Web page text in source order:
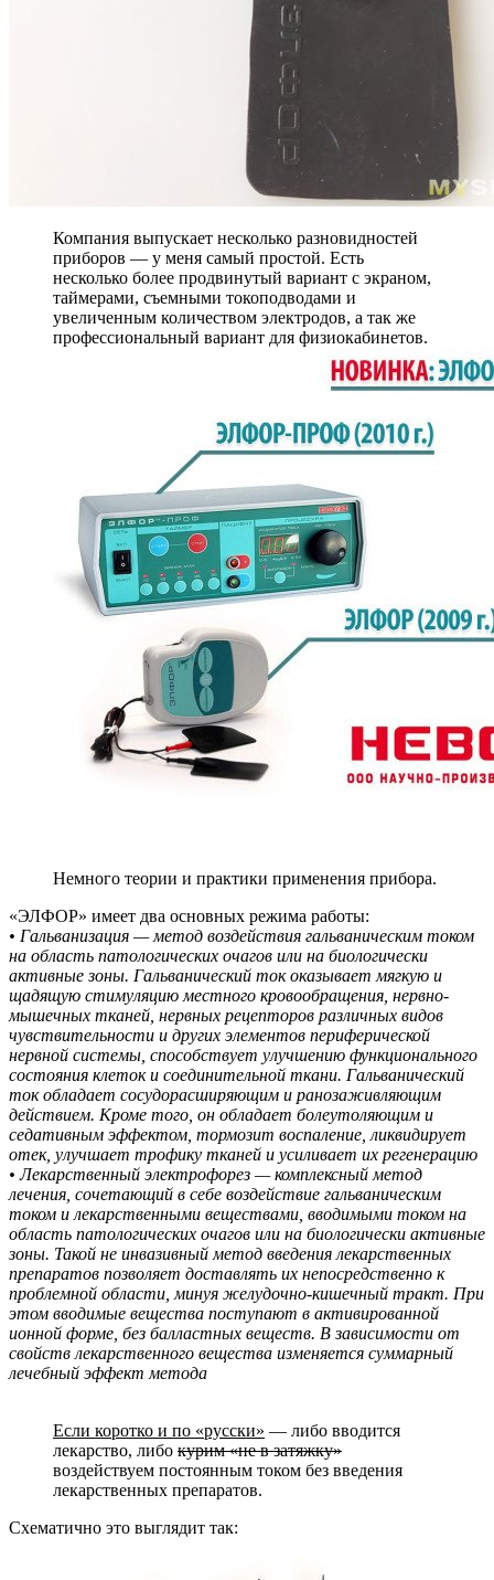
Компания выпускает несколько разновидностей
приборов — у меня самый простой. Есть
несколько более продвинутый вариант с экраном,
таймерами, съемными токоподводами и
увеличенным количеством электродов, а так же
профессиональный вариант для физиокабинетов.
Немного теории и практики применения прибора.
«ЭЛФОР» имеет два основных режима работы:
• Гальванизация — метод воздействия гальваническим током
на область патологических очагов или на биологически
активные зоны. Гальванический ток оказывает мягкую и
щадящую стимуляцию местного кровообращения, нервно-
мышечных тканей, нервных рецепторов различных видов
чувствительности и других элементов периферической
нервной системы, способствует улучшению функционального
состояния клеток и соединительной ткани. Гальванический
ток обладает сосудорасширяющим и ранозаживляющим
действием. Кроме того, он обладает болеутоляющим и
седативным эффектом, тормозит воспаление, ликвидирует
отек, улучшает трофику тканей и усиливает их регенерацию
• Лекарственный электрофорез — комплексный метод
лечения, сочетающий в себе воздействие гальваническим
током и лекарственными веществами, вводимыми током на
область патологических очагов или на биологически активные
зоны. Такой не инвазивный метод введения лекарственных
препаратов позволяет доставлять их непосредственно к
проблемной области, минуя желудочно-кишечный тракт. При
этом вводимые вещества поступают в активированной
ионной форме, без балластных веществ. В зависимости от
свойств лекарственного вещества изменяется суммарный
лечебный эффект метода
Если коротко и по «русски» — либо вводится
лекарство, либо курим «не в затяжку»
воздействуем постоянным током без введения
лекарственных препаратов.
Схематично это выглядит так: